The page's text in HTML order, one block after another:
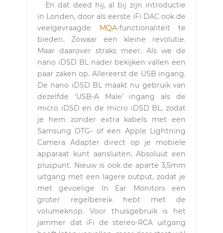
En dat deed hij, al bij zijn introductie
in Londen, door als eerste iFi DAC ook de
veelgevraagde MQA-functionaliteit te
bieden. Zowaar een kleine revolutie.
Maar daarover straks meer. Als we de
nano iDSD BL nader bekijken vallen een
paar zaken op. Allereerst de USB ingang.
De nano iDSD BL maakt nu gebruik van
dezelfde ‘USB-A Male’ ingang als de
micro iDSD en de micro iDSD BL, zodat
je hem zonder extra kabels met een
Samsung OTG- of een Apple Lightning
Camera Adapter direct op je mobiele
apparaat kunt aansluiten. Absoluut een
pluspunt. Nieuw is ook de aparte 3,5mm
uitgang met een lagere output, zodat je
met gevoelige In Ear Monitors een
groter regelbereik hebt met de
volumeknop. Voor thuisgebruik is het
jammer dat iFi de stereo-RCA uitgang